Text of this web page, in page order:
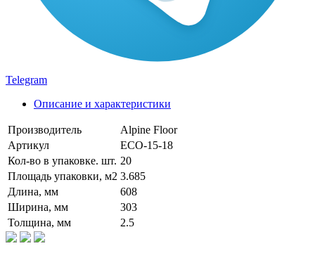
Telegram
Описание и характеристики
Производитель
Alpine Floor
Артикул
ECO-15-18
Кол-во в упаковке. шт. 20
Площадь упаковки, м2 3.685
Длина, мм
608
Ширина, мм
303
Толщина, мм
2.5